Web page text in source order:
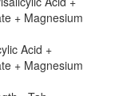
+ Magnesium
Acid +
+ Magnesium